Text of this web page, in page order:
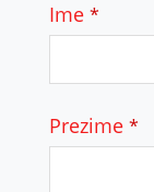
Ime *
Prezime *